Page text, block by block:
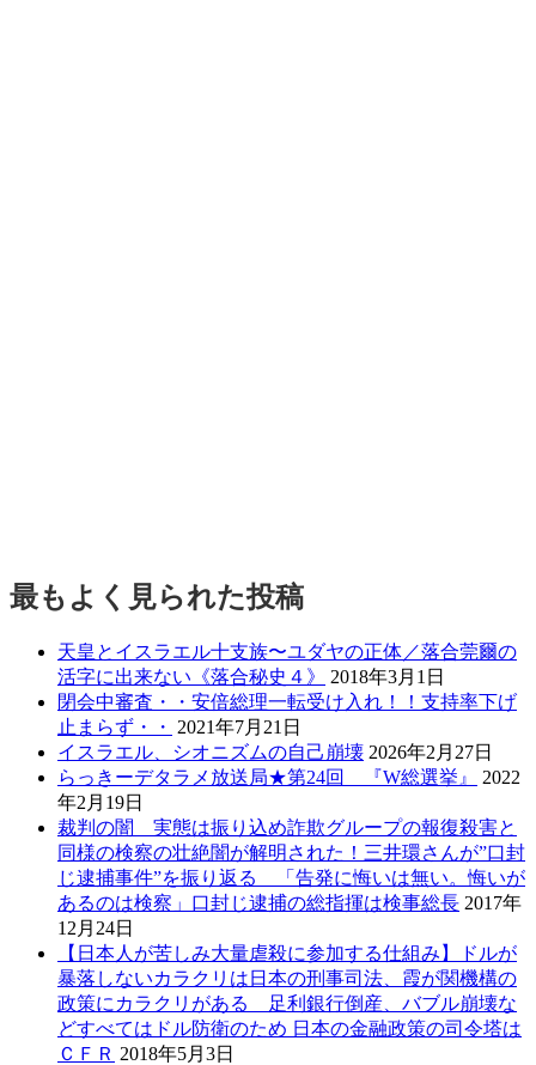
最もよく見られた投稿
天皇とイスラエル十支族〜ユダヤの正体／落合莞爾の
活字に出来ない《落合秘史４》
2018年3月1日
閉会中審査・・安倍総理一転受け入れ！！支持率下げ
止まらず・・
2021年7月21日
イスラエル、シオニズムの自己崩壊 2026年2月27日
らっきーデタラメ放送局★第24回 『W総選挙』
2022
年2月19日
裁判の闇 実態は振り込め詐欺グループの報復殺害と
同様の検察の壮絶闇が解明された！三井環さんが”口封
じ逮捕事件”を振り返る 「告発に悔いは無い。悔いが
あるのは検察」口封じ逮捕の総指揮は検事総長 2017年
12月24日
【日本人が苦しみ大量虐殺に参加する仕組み】ドルが
暴落しないカラクリは日本の刑事司法、霞が関機構の
政策にカラクリがある 足利銀行倒産、バブル崩壊な
どすべてはドル防衛のため 日本の金融政策の司令塔は
ＣＦＲ 2018年5月3日